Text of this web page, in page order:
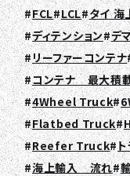
RECRUIT
COLUMN
NEWS
CONTACT
FCL LCL タイ 海
ディテンション デ
リーファーコンテナ
コンテナ 最大積
4Wheel Truck
Flatbed Truck
Reefer Truck
海上輸入 流れ